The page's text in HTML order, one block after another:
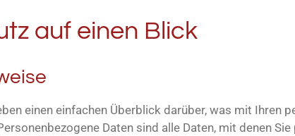
auf einen Blick
einen einfachen Überblick darüber, was mit Ihren
Daten sind alle Daten, mit denen